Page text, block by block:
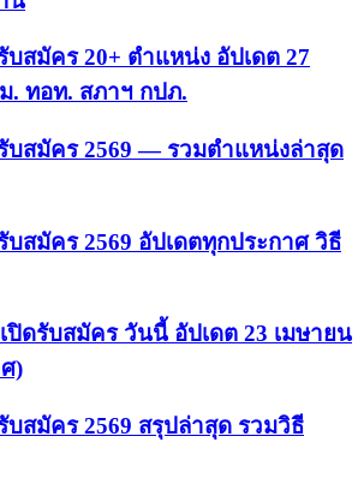
บสมัคร 20+ ตำแหน่ง อัปเดต 27
. ทอท. สภาฯ กปภ.
บสมัคร 2569 — รวมตำแหน่งล่าสุด
บสมัคร 2569 อัปเดตทุกประกาศ วิธี
ปิดรับสมัคร วันนี้ อัปเดต 23 เมษายน
)
บสมัคร 2569 สรุปล่าสุด รวมวิธี